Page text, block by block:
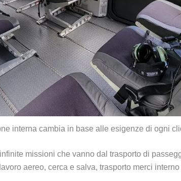
interna cambia in base alle esigenze di ogni
missioni che vanno dal trasporto di
aereo, cerca e salva, trasporto merci